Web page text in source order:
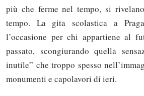
più che ferme nel tempo, si
tempo. La gita scolastica a
l’occasione per chi appartiene al
passato, scongiurando quella
inutile” che troppo spesso
monumenti e capolavori di ieri.